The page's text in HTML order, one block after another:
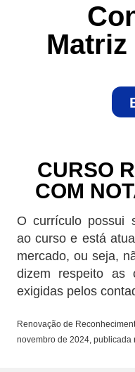
CURSO
COM
O currículo possui
ao curso e está
mercado, ou seja,
dizem respeito as
exigidas pelos
Renovação de
novembro de 2024, publicada